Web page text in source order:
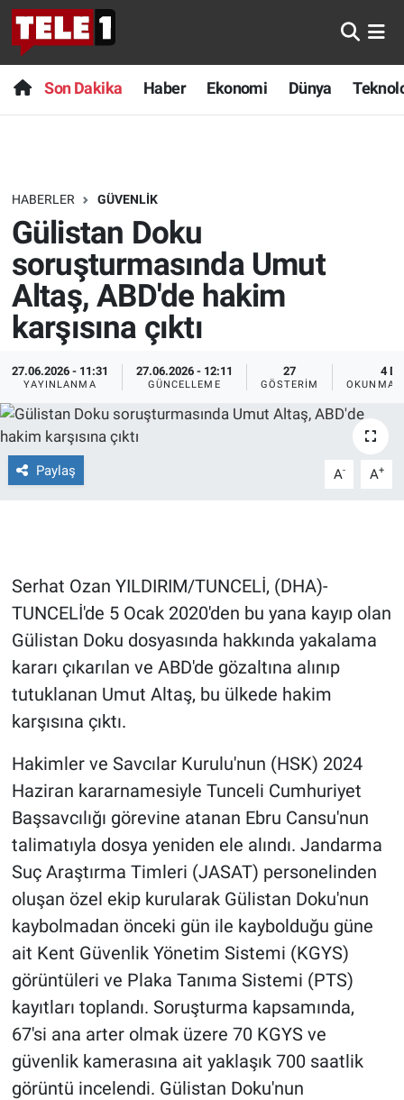
Son Dakika Haber Ekonomi Dünya
HABERLER GÜVENLIK
Gülistan Doku
soruşturmasında Umut
Altaş, ABD'de hakim
karşısına çıktı
27.06.2026 - 11:31
YAYINLANMA
27.06.2026 - 12:11
GÜNCELLEME
27
GÖSTERIM
4 DK
OKUNMA
Paylaş A- A+
Serhat Ozan YILDIRIM/TUNCELİ, (DHA)-
TUNCELİ'de 5 Ocak 2020'den bu yana kayıp olan
Gülistan Doku dosyasında hakkında yakalama
kararı çıkarılan ve ABD'de gözaltına alınıp
tutuklanan Umut Altaş, bu ülkede hakim
karşısına çıktı.
Hakimler ve Savcılar Kurulu'nun (HSK) 2024
Haziran kararnamesiyle Tunceli Cumhuriyet
Başsavcılığı görevine atanan Ebru Cansu'nun
talimatıyla dosya yeniden ele alındı. Jandarma
Suç Araştırma Timleri (JASAT) personelinden
oluşan özel ekip kurularak Gülistan Doku'nun
kaybolmadan önceki gün ile kaybolduğu güne
ait Kent Güvenlik Yönetim Sistemi (KGYS)
görüntüleri ve Plaka Tanıma Sistemi (PTS)
kayıtları toplandı. Soruşturma kapsamında,
67'si ana arter olmak üzere 70 KGYS ve
güvenlik kamerasına ait yaklaşık 700 saatlik
görüntü incelendi. Gülistan Doku'nun
Anında Manşet
Başka Sohbetler
Bilim turu
Bilim ve Teknoloji Evreni
Doğa Konuşuyor
Dünya
Ege Saati
Ege'den Esintiler
Eğitim
Ekonomi
Forum
Gerçeğin İzinde
Gün Başlıyor
Gün Bitiyor
Gündem Özel
Günün görüntüsü
Haber
İlan
Kimdir
Koronavirüs
Son Dakika
Haber
Dünya
Teknoloji
Sağlık
Spor
Yayın Akışı
İletişim
Nöbetçi Eczaneler
Hava Durumu
Trafik Durumu
Süper Lig Puan Durumu ve Fikstür
Tüm Manşetler
Son Dakika Haberleri
Haber Arşivi